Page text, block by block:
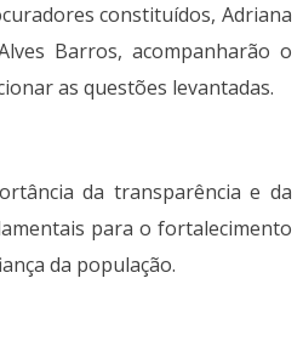
constituídos, Adriana
Barros, acompanharão o
as questões levantadas.
da transparência e da
para o fortalecimento
da população.